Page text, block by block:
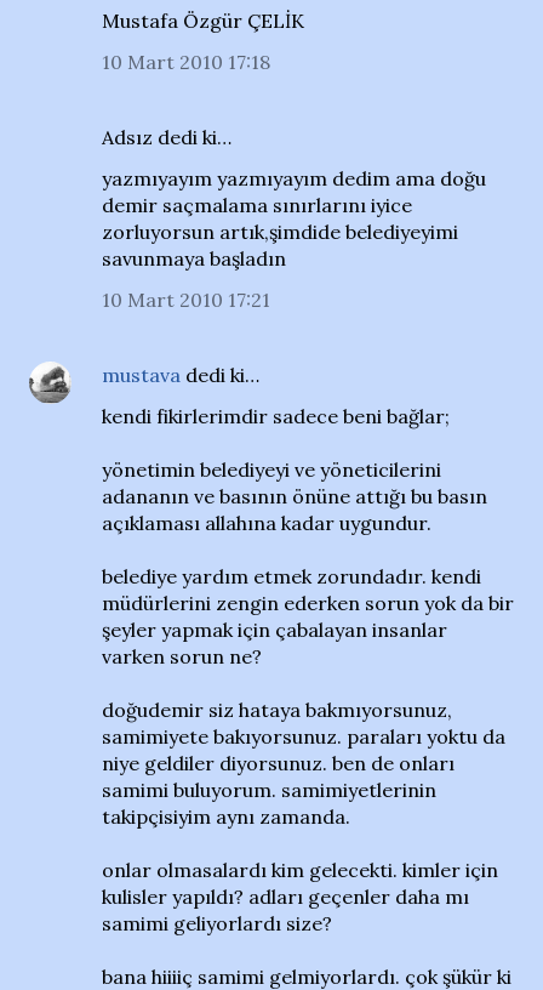
Mustafa Özgür ÇELİK
10 Mart 2010 17:18
Adsız dedi ki…
yazmıyayım yazmıyayım dedim ama doğu
demir saçmalama sınırlarını iyice
zorluyorsun artık,şimdide belediyeyimi
savunmaya başladın
10 Mart 2010 17:21
mustava dedi ki…
kendi fikirlerimdir sadece beni bağlar;
yönetimin belediyeyi ve yöneticilerini
adananın ve basının önüne attığı bu basın
açıklaması allahına kadar uygundur.
belediye yardım etmek zorundadır. kendi
müdürlerini zengin ederken sorun yok da bir
şeyler yapmak için çabalayan insanlar
varken sorun ne?
doğudemir siz hataya bakmıyorsunuz,
samimiyete bakıyorsunuz. paraları yoktu da
niye geldiler diyorsunuz. ben de onları
samimi buluyorum. samimiyetlerinin
takipçisiyim aynı zamanda.
onlar olmasalardı kim gelecekti. kimler için
kulisler yapıldı? adları geçenler daha mı
samimi geliyorlardı size?
bana hiiiiç samimi gelmiyorlardı. çok şükür ki